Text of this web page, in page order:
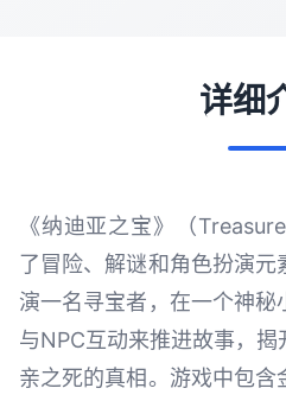
详细
《纳迪亚之宝》（
了冒险、解谜和角色扮演
演一名寻宝者，在一个神
与NPC互动来推进故事，
亲之死的真相。游戏中包